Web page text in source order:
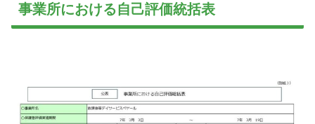
事業所における自己評価統括表